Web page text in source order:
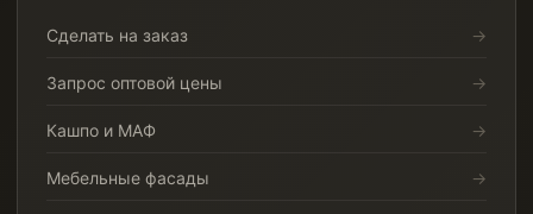
Сделать на заказ
Запрос оптовой цены
Кашпо и МАФ
Мебельные фасады